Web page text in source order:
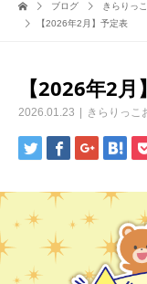
ブログ きらりっ
【2026年2月】予定表
【2026年2
2026.01.23 きらりっこ